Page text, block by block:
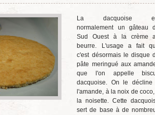
La dacquoise
normalement un gâteau
Sud Ouest à la crème
beurre. L'usage a fait
c'est désormais le disque
pâte meringué aux
que l'on appelle
dacquoise. On le décline
l'amande, à la noix de
la noisette. Cette
sert de base à de